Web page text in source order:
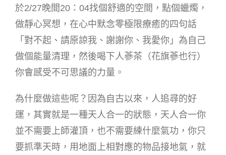
於2/27晚間20：04找個舒適的空間，點個蠟燭，
做靜心冥想，在心中默念零極限療癒的四句話
「對不起、請原諒我、謝謝你、我愛你」為自己
做個能量清理，然後喝下人蔘茶（花旗蔘也行）
你會感受不可思議的力量。
為什麼做這些呢？因為自古以來，人追尋的好
運，其實就是一種天人合一的狀態，天人合一你
並不需要上師灌頂，也不需要練什麼氣功，你只
要抓準天時，用地面上相對應的物品接地氣，就